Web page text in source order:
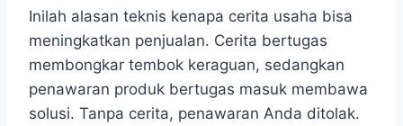
Inilah alasan teknis kenapa cerita usaha bisa
meningkatkan penjualan. Cerita bertugas
membongkar tembok keraguan, sedangkan
penawaran produk bertugas masuk membawa
solusi. Tanpa cerita, penawaran Anda ditolak.